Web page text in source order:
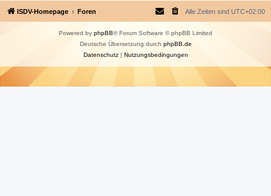
ISDV-Homepage Foren Alle Zeiten sind UTC+02:00
Powered by phpBB® Forum Software © phpBB Limited
Deutsche Übersetzung durch phpBB.de
Datenschutz| Nutzungsbedingungen